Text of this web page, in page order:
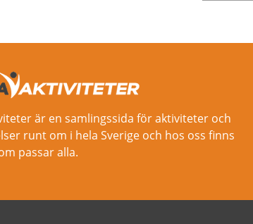
är en samlingssida för aktiviteter och
runt om i hela Sverige och hos oss finns
passar alla.